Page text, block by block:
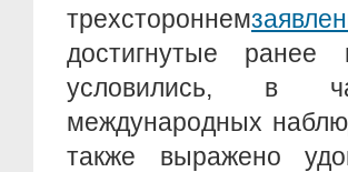
трехстороннем
достигнутые
условились, в
международных
также выражено